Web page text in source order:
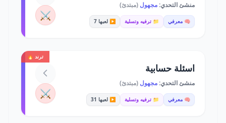
منشئ التحدي:مجهول (مبتدئ)
🧠 معرفي 📁 ترفيه وتسلية ▶️ لعبها 7 ⚔️
ترند 🔥
اسئلة حسابية
منشئ التحدي:مجهول (مبتدئ)
🧠 معرفي 📁 ترفيه وتسلية ▶️ لعبها 31 ⚔️